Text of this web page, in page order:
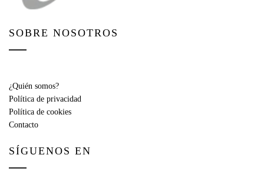
SOBRE NOSOTROS
¿Quién somos?
Política de privacidad
Política de cookies
Contacto
SÍGUENOS EN